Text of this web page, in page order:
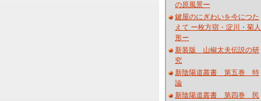
の原風景ー
鍵屋のにぎわいを今につた
えて ー枚方宿・淀川・菊人
形ー
新装版 山椒太夫伝説の研
究
新陰陽道叢書 第五巻 特
論
新陰陽道叢書 第四巻 民